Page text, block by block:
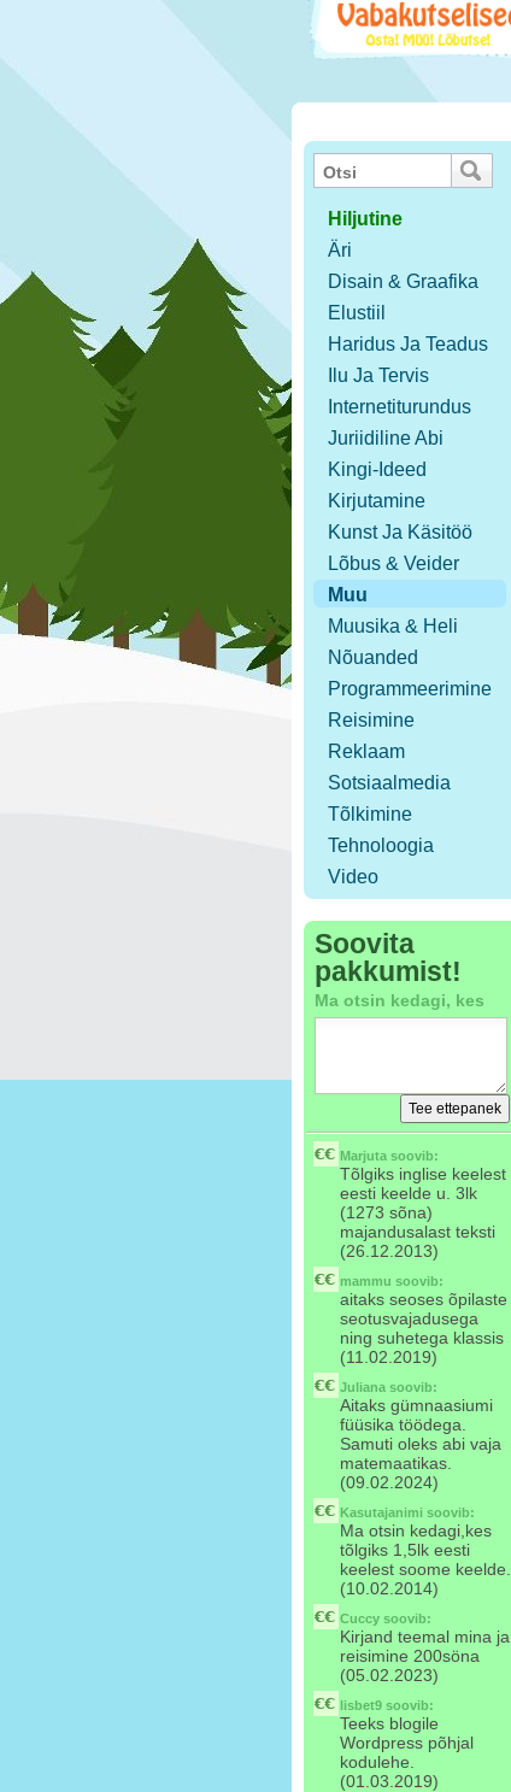
Hiljutine
Äri
Disain & Graafika
Elustiil
Haridus Ja Teadus
Ilu Ja Tervis
Internetiturundus
Juriidiline Abi
Kingi-Ideed
Kirjutamine
Kunst Ja Käsitöö
Lõbus & Veider
Muu
Muusika & Heli
Nõuanded
Programmeerimine
Reisimine
Reklaam
Sotsiaalmedia
Tõlkimine
Tehnoloogia
Video
Soovita
pakkumist!
Ma otsin kedagi, kes
Marjuta soovib:
Tõlgiks inglise keelest
eesti keelde u. 3lk
(1273 sõna)
majandusalast teksti
(26.12.2013)
mammu soovib:
aitaks seoses õpilaste
seotusvajadusega
ning suhetega klassis
(11.02.2019)
Juliana soovib:
Aitaks gümnaasiumi
füüsika töödega.
Samuti oleks abi vaja
matemaatikas.
(09.02.2024)
Kasutajanimi soovib:
Ma otsin kedagi,kes
tõlgiks 1,5lk eesti
keelest soome keelde.
(10.02.2014)
Cuccy soovib:
Kirjand teemal mina ja
reisimine 200söna
(05.02.2023)
lisbet9 soovib:
Teeks blogile
Wordpress põhjal
kodulehe.
(01.03.2019)